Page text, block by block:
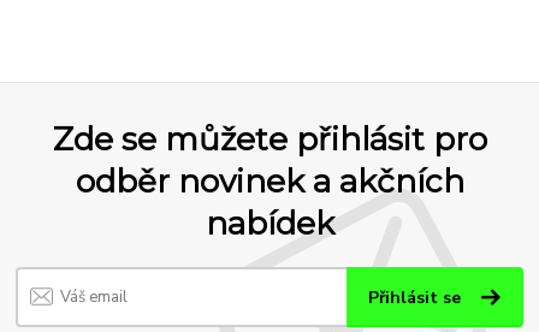
Zde se můžete přihlásit pro
odběr novinek a akčních
nabídek
Přihlásit se